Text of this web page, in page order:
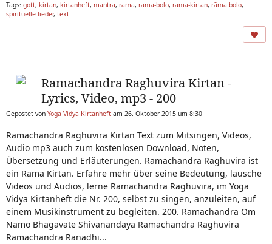
Tags: gott, kirtan, kirtanheft, mantra, rama, rama-bolo, rama-kirtan, rāma bolo,
spirituelle-lieder, text
Ramachandra Raghuvira Kirtan -
Lyrics, Video, mp3 - 200
Gepostet von Yoga Vidya Kirtanheft am 26. Oktober 2015 um 8:30
Ramachandra Raghuvira Kirtan Text zum Mitsingen, Videos,
Audio mp3 auch zum kostenlosen Download, Noten,
Übersetzung und Erläuterungen. Ramachandra Raghuvira ist
ein Rama Kirtan. Erfahre mehr über seine Bedeutung, lausche
Videos und Audios, lerne Ramachandra Raghuvira, im Yoga
Vidya Kirtanheft die Nr. 200, selbst zu singen, anzuleiten, auf
einem Musikinstrument zu begleiten. 200. Ramachandra Om
Namo Bhagavate Shivanandaya Ramachandra Raghuvira
Ramachandra Ranadhi...